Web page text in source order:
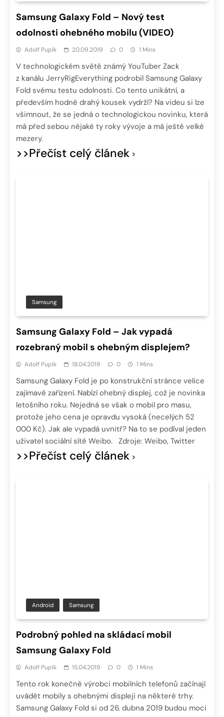
Samsung Galaxy Fold – Nový test
odolnosti ohebného mobilu (VIDEO)
Adolf Pupík 20.09.2019 0 1 Mins
V technologickém světě známý YouTuber Zack
z kanálu JerryRigEverything podrobil Samsung Galaxy
Fold svému testu odolnosti. Co tento unikátní, a
především hodně drahý kousek vydrží? Na videu si lze
všimnout, že se jedná o technologickou novinku, která
má před sebou nějaké ty roky vývoje a má ještě velké
mezery.
>>Přečíst celý článek
Samsung
Samsung Galaxy Fold – Jak vypadá
rozebraný mobil s ohebným displejem?
Adolf Pupík 18.04.2019 0 1 Mins
Samsung Galaxy Fold je po konstrukční stránce velice
zajímavé zařízení. Nabízí ohebný displej, což je novinka
letošního roku. Nejedná se však o mobil pro masu,
protože jeho cena je opravdu vysoká (necelých 52
000 Kč). Jak ale vypadá uvnitř? Na to se podíval jeden
uživatel sociální sítě Weibo. Zdroje: Weibo, Twitter
>>Přečíst celý článek
Android Samsung
Podrobný pohled na skládací mobil
Samsung Galaxy Fold
Adolf Pupík 15.04.2019 0 1 Mins
Tento rok konečně výrobci mobilních telefonů začínají
uvádět mobily s ohebnými displeji na některé trhy.
Samsung Galaxy Fold si od 26. dubna 2019 budou moci